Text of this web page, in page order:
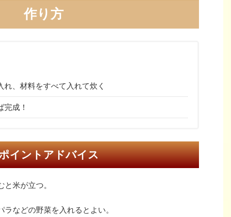
作り方
、材料をすべて入れて炊く
成！
イントアドバイス
米が立つ。
などの野菜を入れるとよい。